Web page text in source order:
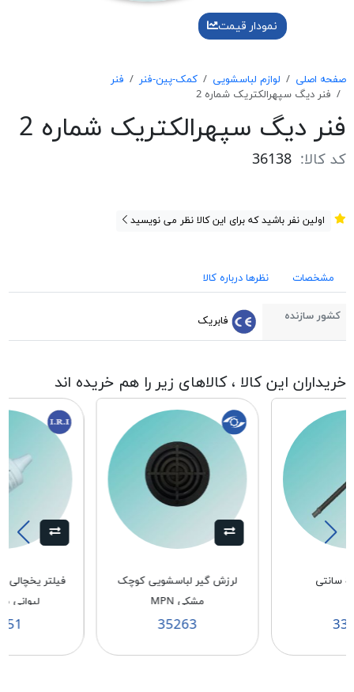
نمودار قیمت
صفحه اصلی لوازم لباسشویی کمک-پین-فنر
فنر
فنر ديگ سپهرالكتريک شماره 2
فنر ديگ سپهرالكتريک شماره 2
کد کالا: 36138
اولین نفر باشید که برای این کالا نظر می نویسید
مشخصات نظرها درباره کالا
کشور سازنده فابریک
خریداران این کالا ، کالاهای زیر را هم خریده اند
لرزش گیر لباسشویی کوچک
مشکی MPN
35263
فيلتر
لیوانی